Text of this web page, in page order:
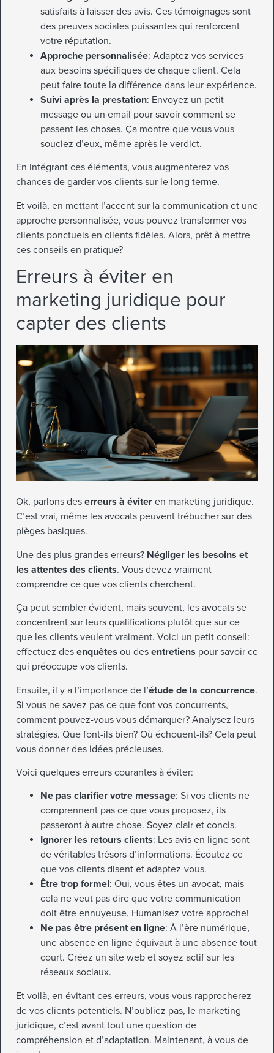
satisfaits à laisser des avis. Ces témoignages sont
des preuves sociales puissantes qui renforcent
votre réputation.
Approche personnalisée: Adaptez vos services
aux besoins spécifiques de chaque client. Cela
peut faire toute la différence dans leur expérience.
Suivi après la prestation: Envoyez un petit
message ou un email pour savoir comment se
passent les choses. Ça montre que vous vous
souciez d’eux, même après le verdict.
En intégrant ces éléments, vous augmenterez vos
chances de garder vos clients sur le long terme.
Et voilà, en mettant l’accent sur la communication et une
approche personnalisée, vous pouvez transformer vos
clients ponctuels en clients fidèles. Alors, prêt à mettre
ces conseils en pratique?
Erreurs à éviter en
marketing juridique pour
capter des clients
Ok, parlons des erreurs à éviter en marketing juridique.
C’est vrai, même les avocats peuvent trébucher sur des
pièges basiques.
Une des plus grandes erreurs? Négliger les besoins et
les attentes des clients. Vous devez vraiment
comprendre ce que vos clients cherchent.
Ça peut sembler évident, mais souvent, les avocats se
concentrent sur leurs qualifications plutôt que sur ce
que les clients veulent vraiment. Voici un petit conseil:
effectuez des enquêtes ou des entretiens pour savoir ce
qui préoccupe vos clients.
Ensuite, il y a l’importance de l’étude de la concurrence.
Si vous ne savez pas ce que font vos concurrents,
comment pouvez-vous vous démarquer? Analysez leurs
stratégies. Que font-ils bien? Où échouent-ils? Cela peut
vous donner des idées précieuses.
Voici quelques erreurs courantes à éviter:
Ne pas clarifier votre message: Si vos clients ne
comprennent pas ce que vous proposez, ils
passeront à autre chose. Soyez clair et concis.
Ignorer les retours clients: Les avis en ligne sont
de véritables trésors d’informations. Écoutez ce
que vos clients disent et adaptez-vous.
Être trop formel: Oui, vous êtes un avocat, mais
cela ne veut pas dire que votre communication
doit être ennuyeuse. Humanisez votre approche!
Ne pas être présent en ligne: À l’ère numérique,
une absence en ligne équivaut à une absence tout
court. Créez un site web et soyez actif sur les
réseaux sociaux.
Et voilà, en évitant ces erreurs, vous vous rapprocherez
de vos clients potentiels. N’oubliez pas, le marketing
juridique, c’est avant tout une question de
compréhension et d’adaptation. Maintenant, à vous de